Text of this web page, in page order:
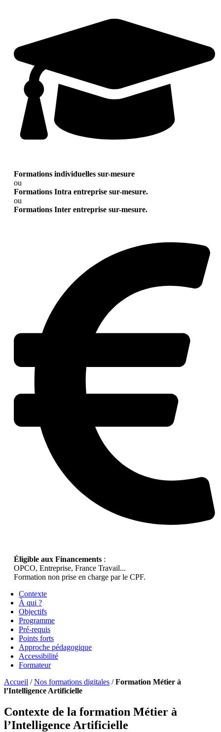
Formations individuelles sur-mesure
ou
Formations Intra entreprise sur-mesure.
ou
Formations Inter entreprise sur-mesure.
Éligible aux Financements :
OPCO, Entreprise, France Travail...
Formation non prise en charge par le CPF.
Contexte
À qui ?
Objectifs
Programme
Pré-requis
Points forts
Approche pédagogique
Accessibilité
Formateur
Accueil /Nos formations digitales /Formation Métier à
l’Intelligence Artificielle
Contexte de la formation Métier à
l’Intelligence Artificielle